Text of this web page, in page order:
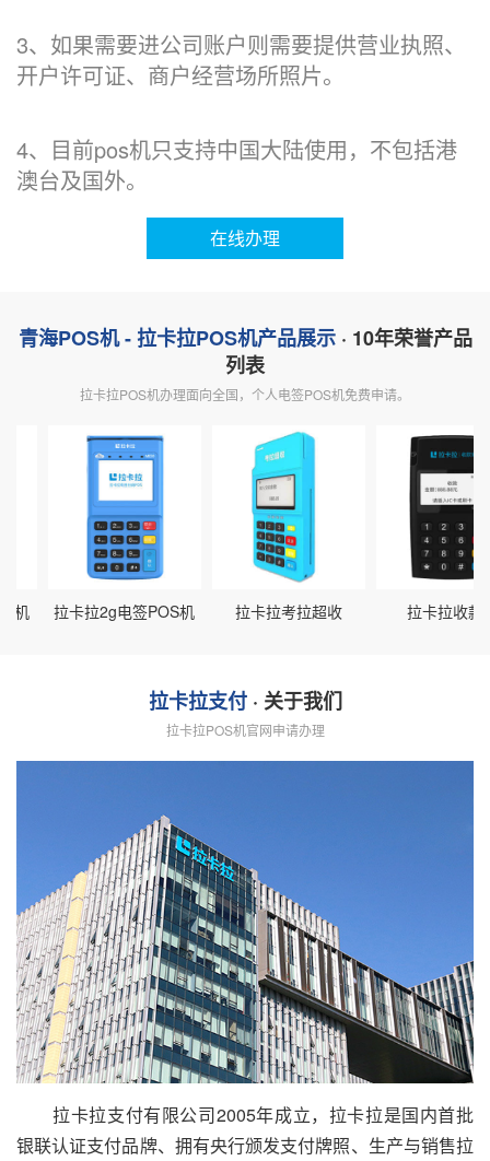
3、如果需要进公司账户则需要提供营业执照、
开户许可证、商户经营场所照片。
4、目前pos机只支持中国大陆使用，不包括港
澳台及国外。
在线办理
青海POS机 - 拉卡拉POS机产品展示· 10年荣誉产品
列表
拉卡拉POS机办理面向全国，个人电签POS机免费申请。
拉卡拉2g电签POS机 拉卡拉考拉超收 拉卡拉收款宝
拉卡拉支付· 关于我们
拉卡拉POS机官网申请办理
拉卡拉支付有限公司2005年成立，拉卡拉是国内首批
银联认证支付品牌、拥有央行颁发支付牌照、生产与销售拉